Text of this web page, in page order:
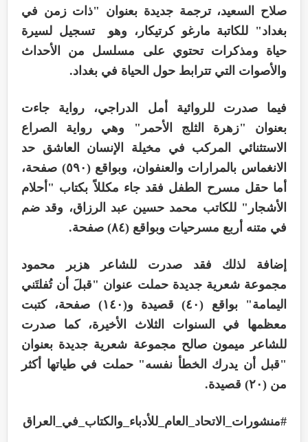
صلاح السعيد، ترجمة جديدة بعنوان "ذات زمن في
بغداد" للكاتبة مارغو كرتيكار، وهو تسجيل لسيرة
حياة ومذكرات تحتوي على مسلسل من الأحداث
والأصوات التي تترابط حول الحياة في بغداد.
فيما صدرت للروائية أمل الدراجي، رواية جاءت
بعنوان "زهرة الثلج الأحمر" وهي رواية الصراع
الاستثنائي المركب في مخيلة الإنسان العاشق حد
الانغماس بالمرارات والعنفوان، وبواقع (٥٩٠) صفحة،
أما حقل مسرح الطفل فقد جاء مكللاً بكتاب "أحلام
الأشجار" للكاتب محمد حسين عبد الرزاق، وقد ضم
في متنه أربع مسرحيات وبواقع (٨٤) صفحة.
إضافة لذلك فقد صدرت للشاعر هزبر محمود
مجموعة شعرية جديدة حملت عنوان "قبلَ أن تُفلتَني
اليمامة" بواقع (٤٠) قصيدة و(١٤٠) صفحة، كتبت
معظمها في السنوات الثلاث الأخيرة، كما صدرت
للشاعر ميمون صالح مجموعة شعرية جديدة بعنوان
"قبل أن يدرك الخطأ نفسه" حملت في طياتها أكثر
من (٢٠) قصيدة.
#منشورات_الاتحاد_العام_للأدباء_والكتاب_في_العراق